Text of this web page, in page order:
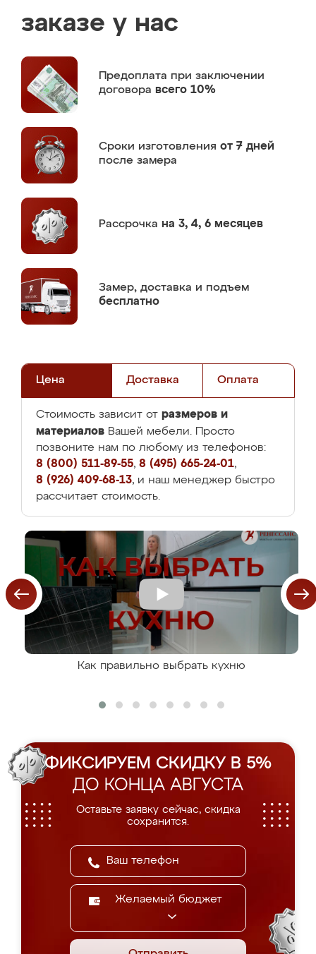
заказе у нас
Предоплата при заключении
договора всего 10%
Сроки изготовления от 7 дней
после замера
Рассрочка на 3, 4, 6 месяцев
Замер, доставка и подъем
бесплатно
Цена Доставка Оплата
Стоимость зависит от размеров и
материалов Вашей мебели. Просто
позвоните нам по любому из телефонов:
8 (800) 511-89-55, 8 (495) 665-24-01,
8 (926) 409-68-13, и наш менеджер быстро
рассчитает стоимость.
Как правильно выбрать кухню
ФИКСИРУЕМ СКИДКУ В 5%
ДО КОНЦА АВГУСТА
Оставьте заявку сейчас, скидка
сохранится.
Желаемый бюджет